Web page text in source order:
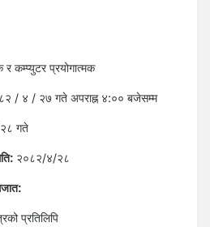
कम्प्युटर प्रयोगात्मक
/ ४ / २७ गते अपराह्न ४:०० बजेसम्म
गते
२०८२/४/२८
प्रतिलिपि